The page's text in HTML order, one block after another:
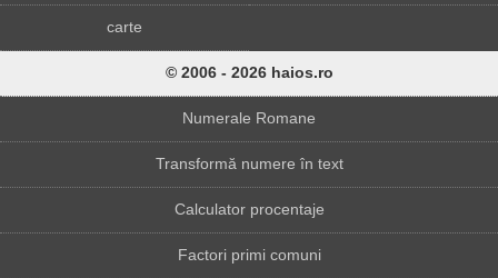
carte
© 2006 - 2026 haios.ro
Numerale Romane
Transformă numere în text
Calculator procentaje
Factori primi comuni